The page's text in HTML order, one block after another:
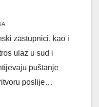
zastupnici, kao i
ulaz u sud i
puštanje
poslije…